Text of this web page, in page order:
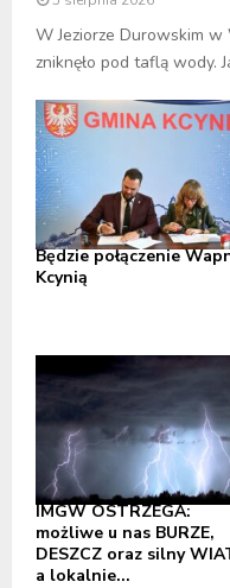
W Jeziorze Durowskim
zniknęło pod taflą wody.
Będzie połączenie
Kcynią
IMGW OSTRZEGA:
możliwe u nas BURZE,
DESZCZ oraz silny
a lokalnie...